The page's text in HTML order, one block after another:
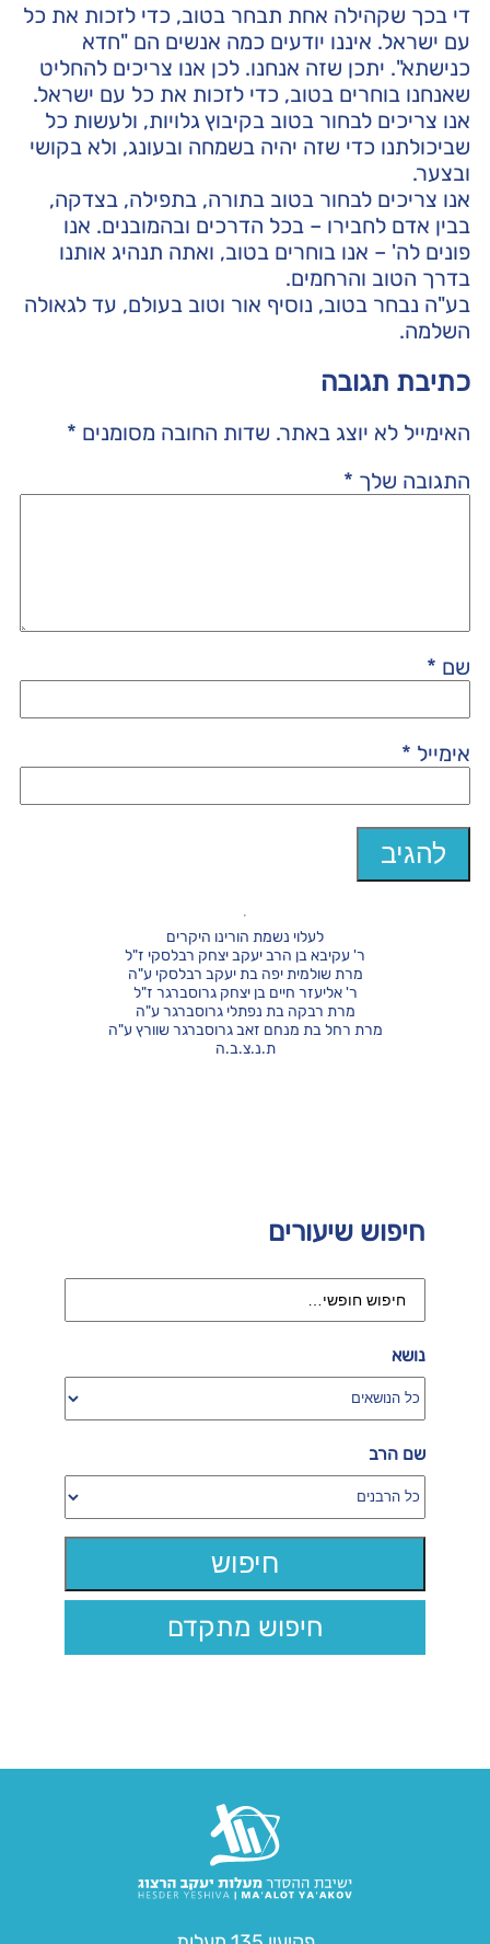
די בכך שקהילה אחת תבחר בטוב, כדי לזכות את כל
עם ישראל. איננו יודעים כמה אנשים הם "חדא
כנישתא". יתכן שזה אנחנו. לכן אנו צריכים להחליט
שאנחנו בוחרים בטוב, כדי לזכות את כל עם ישראל.
אנו צריכים לבחור בטוב בקיבוץ גלויות, ולעשות כל
שביכולתנו כדי שזה יהיה בשמחה ובעונג, ולא בקושי
ובצער.
אנו צריכים לבחור בטוב בתורה, בתפילה, בצדקה,
בבין אדם לחבירו – בכל הדרכים ובהמובנים. אנו
פונים לה' – אנו בוחרים בטוב, ואתה תנהיג אותנו
בדרך הטוב והרחמים.
בע"ה נבחר בטוב, נוסיף אור וטוב בעולם, עד לגאולה
השלמה.
כתיבת תגובה
האימייל לא יוצג באתר. שדות החובה מסומנים *
התגובה שלך *
שם *
אימייל *
חיפוש שיעורים
נושא
שם הרב
חיפוש מתקדם
לעלוי נשמת הורינו היקרים
ר' עקיבא בן הרב יעקב יצחק רבלסקי ז"ל
מרת שולמית יפה בת יעקב רבלסקי ע"ה
ר' אליעזר חיים בן יצחק גרוסברגר ז"ל
מרת רבקה בת נפתלי גרוסברגר ע"ה
מרת רחל בת מנחם זאב גרוסברגר שוורץ ע"ה
ת.נ.צ.ב.ה